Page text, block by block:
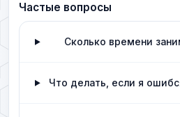
Частые вопросы
Сколько времени
Что делать, если я